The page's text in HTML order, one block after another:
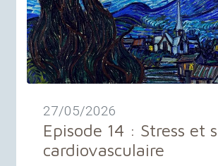
27/05/2026
Episode 14 : Stress et
cardiovasculaire